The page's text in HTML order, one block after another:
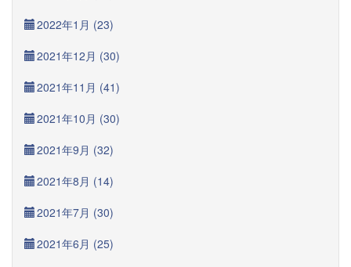
2022年1月 (23)
2021年12月 (30)
2021年11月 (41)
2021年10月 (30)
2021年9月 (32)
2021年8月 (14)
2021年7月 (30)
2021年6月 (25)